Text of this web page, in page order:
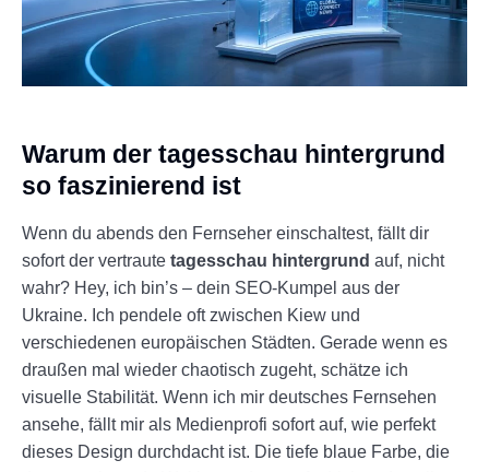
Warum der tagesschau hintergrund
so faszinierend ist
Wenn du abends den Fernseher einschaltest, fällt dir
sofort der vertraute tagesschau hintergrund auf, nicht
wahr? Hey, ich bin’s – dein SEO-Kumpel aus der
Ukraine. Ich pendele oft zwischen Kiew und
verschiedenen europäischen Städten. Gerade wenn es
draußen mal wieder chaotisch zugeht, schätze ich
visuelle Stabilität. Wenn ich mir deutsches Fernsehen
ansehe, fällt mir als Medienprofi sofort auf, wie perfekt
dieses Design durchdacht ist. Die tiefe blaue Farbe, die